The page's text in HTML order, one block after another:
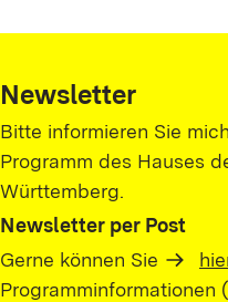
Newsletter
Bitte informieren Sie
Programm des Hauses
Württemberg.
Newsletter per Post
Gerne können Sie
Programminformationen